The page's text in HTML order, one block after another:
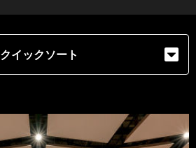
クイックソート